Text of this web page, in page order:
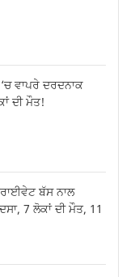
ਵਾਪਰੇ ਦਰਦਨਾਕ
ਦੀ ਮੌਤ!
ਬੱਸ ਨਾਲ
7 ਲੋਕਾਂ ਦੀ ਮੌਤ, 11